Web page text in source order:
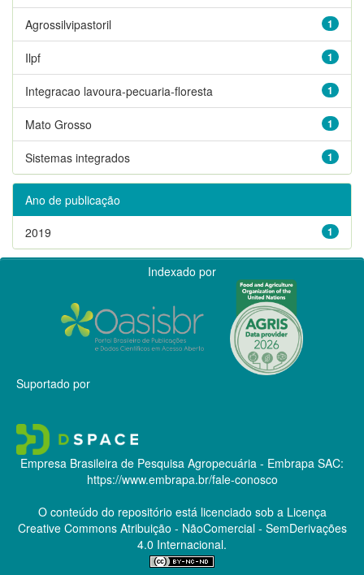
1
Agrossilvipastoril
1
Ilpf
1
Integracao lavoura-pecuaria-floresta
1
Mato Grosso
1
Sistemas integrados
Ano de publicação
1
2019
Indexado por
Suportado por
Empresa Brasileira de Pesquisa Agropecuária - Embrapa SAC:
https://www.embrapa.br/fale-conosco
O conteúdo do repositório está licenciado sob a Licença
Creative CommonsAtribuição - NãoComercial - SemDerivações
4.0 Internacional.